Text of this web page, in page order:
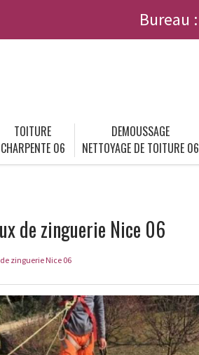
Bureau :
TOITURE
CHARPENTE 06
DEMOUSSAGE
NETTOYAGE DE TOITURE 06
de zinguerie Nice 06
zinguerie Nice 06